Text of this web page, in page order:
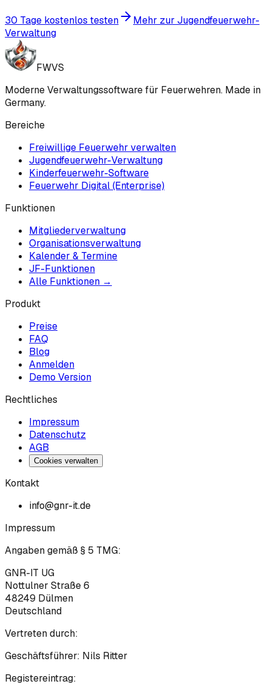
30 Tage kostenlos testen
Mehr zur Jugendfeuerwehr-
Verwaltung
FWVS
Moderne Verwaltungssoftware für Feuerwehren. Made in
Germany.
Bereiche
Freiwillige Feuerwehr verwalten
Jugendfeuerwehr-Verwaltung
Kinderfeuerwehr-Software
Feuerwehr Digital (Enterprise)
Funktionen
Mitgliederverwaltung
Organisationsverwaltung
Kalender & Termine
JF-Funktionen
Alle Funktionen →
Produkt
Preise
FAQ
Blog
Anmelden
Demo Version
Rechtliches
Impressum
Datenschutz
AGB
Cookies verwalten
Kontakt
info@gnr-it.de
Impressum
Angaben gemäß § 5 TMG:
GNR-IT UG
Nottulner Straße 6
48249 Dülmen
Deutschland
Vertreten durch:
Geschäftsführer: Nils Ritter
Registereintrag: